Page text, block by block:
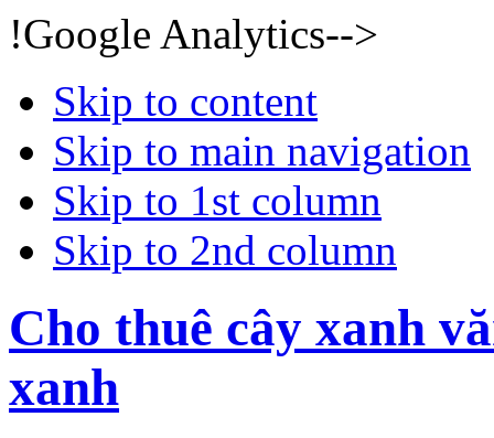
!Google Analytics-->
Skip to content
Skip to main navigation
Skip to 1st column
Skip to 2nd column
Cho thuê cây xanh
xanh